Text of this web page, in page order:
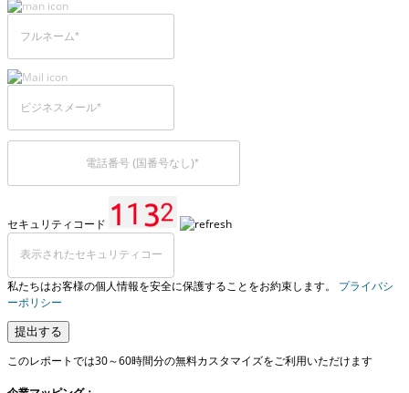
セキュリティコード
私たちはお客様の個人情報を安全に保護することをお約束します。 プライバシ
ーポリシー
提出する
このレポートでは30～60時間分の無料カスタマイズをご利用いただけます